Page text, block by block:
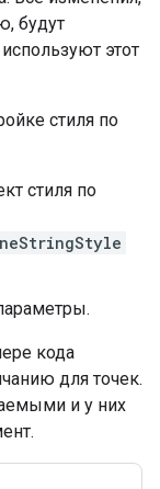
будут
этот
стиля по
стиля по
кода
для точек.
и у них